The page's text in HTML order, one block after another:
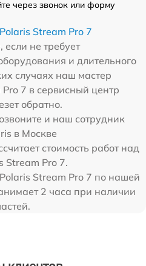
через звонок или форму
Stream Pro 7
не требует
и длительного
случаях наш мастер
7 в сервисный центр
обратно.
и наш сотрудник
в Москве
стоимость работ над
Stream Pro 7.
Stream Pro 7 по нашей
2 часа при наличии